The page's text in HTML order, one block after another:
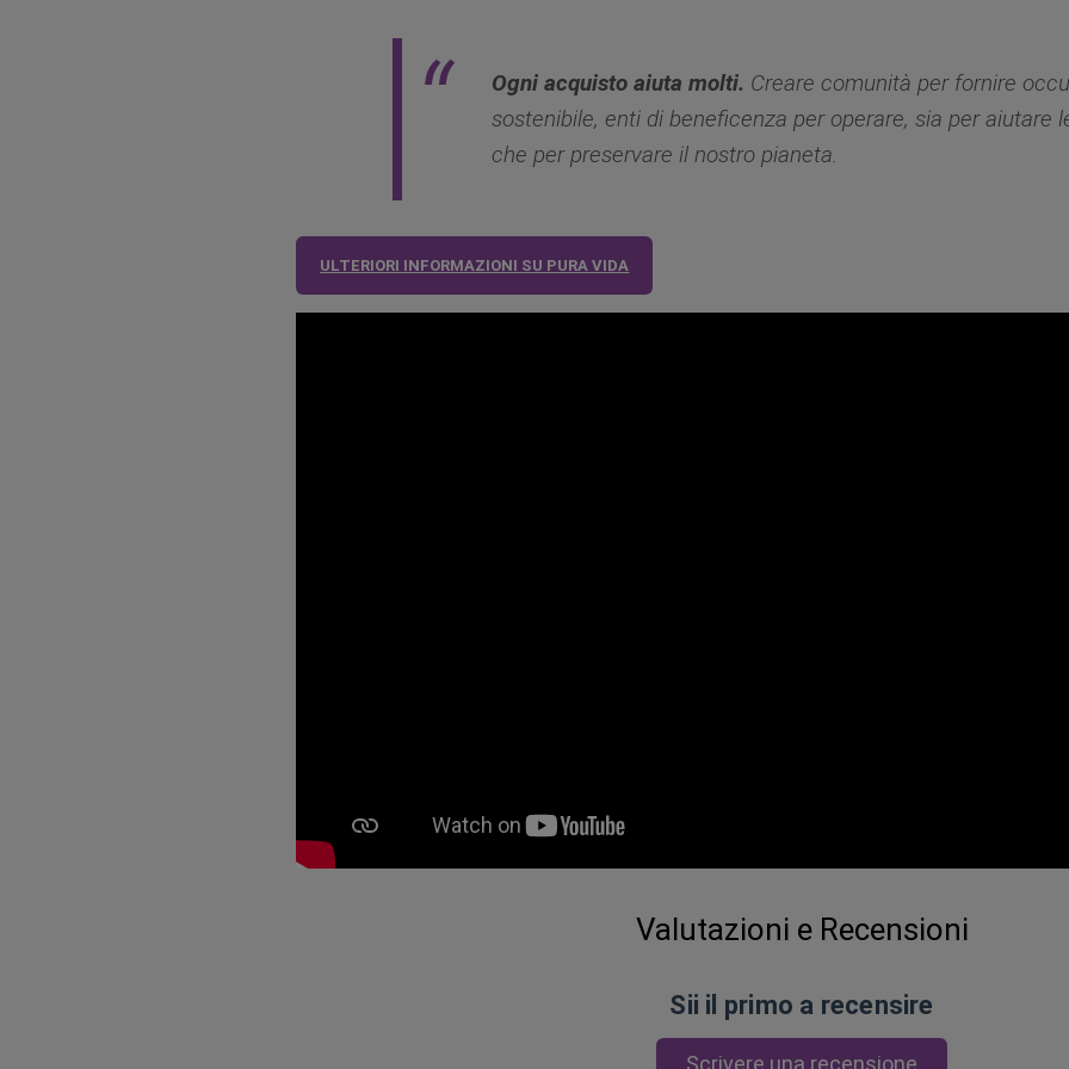
Ogni acquisto aiuta molti. Creare comunità per fornire
sostenibile, enti di beneficenza per operare, sia per aiutare
che per preservare il nostro pianeta.
ULTERIORI INFORMAZIONI SU PURA VIDA
Valutazioni e Recensioni
Sii il primo a recensire
Scrivere una recensione